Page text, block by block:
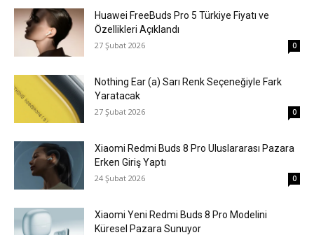
Huawei FreeBuds Pro 5 Türkiye Fiyatı ve
Özellikleri Açıklandı
27 Şubat 2026 0
Nothing Ear (a) Sarı Renk Seçeneğiyle Fark
Yaratacak
27 Şubat 2026 0
Xiaomi Redmi Buds 8 Pro Uluslararası Pazara
Erken Giriş Yaptı
24 Şubat 2026 0
Xiaomi Yeni Redmi Buds 8 Pro Modelini
Küresel Pazara Sunuyor